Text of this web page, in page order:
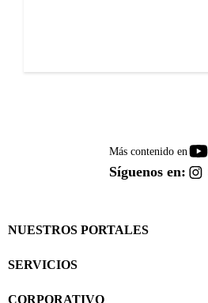
Más contenido en
Síguenos en:
NUESTROS PORTALES
SERVICIOS
CORPORATIVO